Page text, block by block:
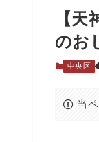
【
のお
中央区
当